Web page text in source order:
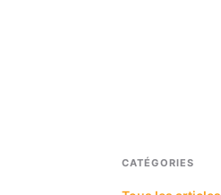
CATÉGORIES